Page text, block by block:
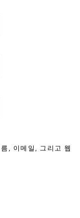
, 이메일, 그리고 웹